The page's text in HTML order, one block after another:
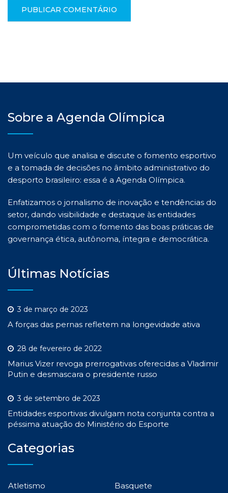
Sobre a Agenda Olímpica
Um veículo que analisa e discute o fomento esportivo
e a tomada de decisões no âmbito administrativo do
desporto brasileiro: essa é a Agenda Olímpica.
Enfatizamos o jornalismo de inovação e tendências do
setor, dando visibilidade e destaque às entidades
comprometidas com o fomento das boas práticas de
governança ética, autônoma, íntegra e democrática.
Últimas Notícias
3 de março de 2023
A forças das pernas refletem na longevidade ativa
28 de fevereiro de 2022
Marius Vizer revoga prerrogativas oferecidas a Vladimir
Putin e desmascara o presidente russo
3 de setembro de 2023
Entidades esportivas divulgam nota conjunta contra a
péssima atuação do Ministério do Esporte
Categorias
Atletismo
Basquete